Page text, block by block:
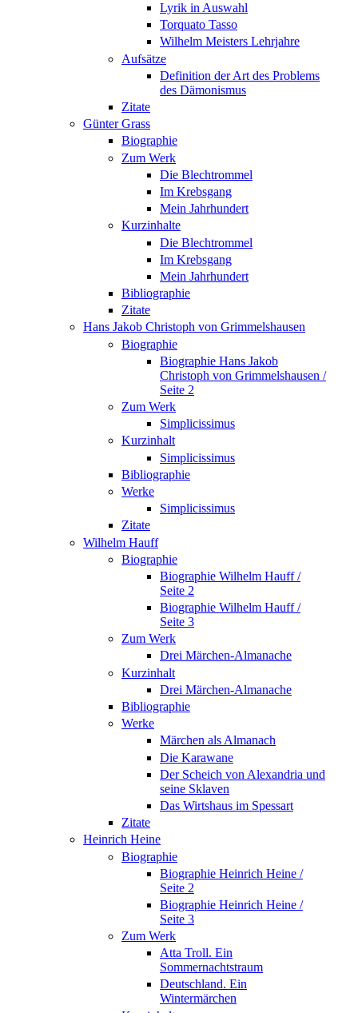
Lyrik in Auswahl
Torquato Tasso
Wilhelm Meisters Lehrjahre
Aufsätze
Definition der Art des Problems
des Dämonismus
Zitate
Günter Grass
Biographie
Zum Werk
Die Blechtrommel
Im Krebsgang
Mein Jahrhundert
Kurzinhalte
Die Blechtrommel
Im Krebsgang
Mein Jahrhundert
Bibliographie
Zitate
Hans Jakob Christoph von Grimmelshausen
Biographie
Biographie Hans Jakob
Christoph von Grimmelshausen /
Seite 2
Zum Werk
Simplicissimus
Kurzinhalt
Simplicissimus
Bibliographie
Werke
Simplicissimus
Zitate
Wilhelm Hauff
Biographie
Biographie Wilhelm Hauff /
Seite 2
Biographie Wilhelm Hauff /
Seite 3
Zum Werk
Drei Märchen-Almanache
Kurzinhalt
Drei Märchen-Almanache
Bibliographie
Werke
Märchen als Almanach
Die Karawane
Der Scheich von Alexandria und
seine Sklaven
Das Wirtshaus im Spessart
Zitate
Heinrich Heine
Biographie
Biographie Heinrich Heine /
Seite 2
Biographie Heinrich Heine /
Seite 3
Zum Werk
Atta Troll. Ein
Sommernachtstraum
Deutschland. Ein
Wintermärchen